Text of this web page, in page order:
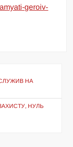
geroiv-
НА
НУЛЬ